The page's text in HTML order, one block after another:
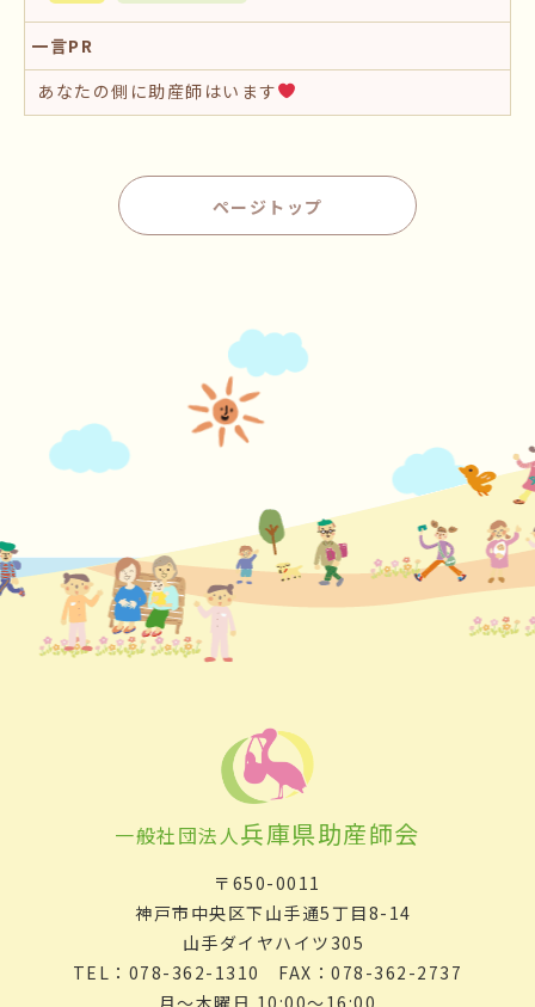
一言PR
あなたの側に助産師はいます
ページトップ
一般社団法人兵庫県助産師会
〒650-0011
神戸市中央区下山手通5丁目8-14
山手ダイヤハイツ305
TEL：078-362-1310 FAX：078-362-2737